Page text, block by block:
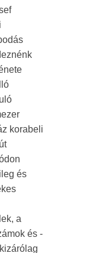
korabeli
és
a
és -